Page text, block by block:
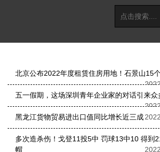
北京公布2022年度租赁住房用地！石景山15
五一假期，这场深圳青年企业家的对话引来众
黑龙江货物贸易进出口值同比增长近三成
多次造杀伤！戈登11投5中 罚球13中10 得到
帽